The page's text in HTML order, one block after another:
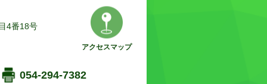
4番18号
アクセスマップ
054-294-7382